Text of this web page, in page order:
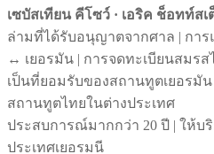
เซบัสเทียน คีโซว์ · เอริค ช็อทท์ส
ล่ามที่ได้รับอนุญาตจากศาล | การ
↔︎ เยอรมัน | การจดทะเบียนสมรส
เป็นที่ยอมรับของสถานทูตเยอรมั
สถานทูตไทยในต่างประเทศ
ประสบการณ์มากกว่า 20 ปี | ให้บ
ประเทศเยอรมนี